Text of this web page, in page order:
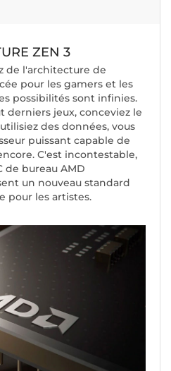
ZEN 3
de l'architecture de
pour les gamers et les
possibilités sont infinies.
derniers jeux, conceviez le
des données, vous
puissant capable de
C'est incontestable,
de bureau AMD
un nouveau standard
pour les artistes.